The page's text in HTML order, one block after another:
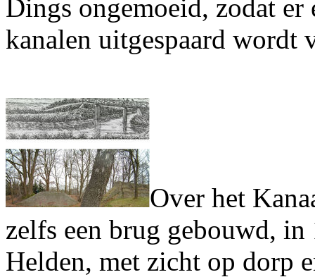
Dings ongemoeid, zodat er
kanalen uitgespaard wordt
Over het
zelfs een brug gebouwd,
Helden, met zicht op dorp